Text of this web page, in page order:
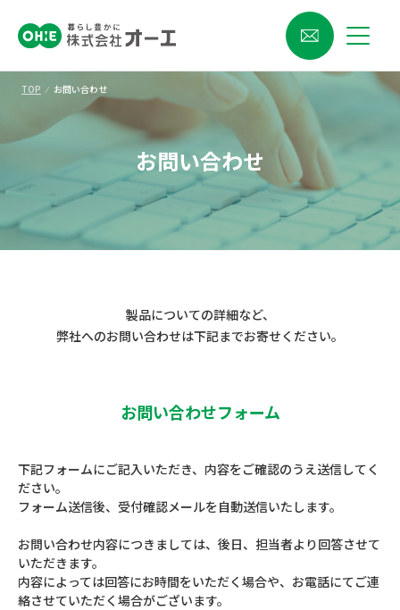
TOP ⁄ お問い合わせ
お問い合わせ
製品についての詳細など、
弊社へのお問い合わせは下記までお寄せください。
お問い合わせフォーム
下記フォームにご記入いただき、内容をご確認のうえ送信してく
ださい。
フォーム送信後、受付確認メールを自動送信いたします。
お問い合わせ内容につきましては、後日、担当者より回答させて
いただきます。
内容によっては回答にお時間をいただく場合や、お電話にてご連
絡させていただく場合がございます。